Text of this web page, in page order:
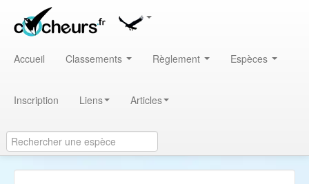
Accueil Classements Règlement Espèces
Inscription Liens Articles